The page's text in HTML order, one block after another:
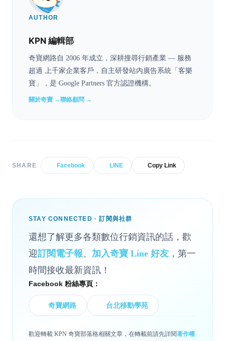
AUTHOR
KPN 編輯部
奇寶網路自 2006 年成立，深耕搜尋行銷產業 — 服務
超過 上千家企業客戶，自主研發站內廣告系統「客樂
寶」，是 Google Partners 官方認證機構。
關於奇寶 →聯絡顧問 →
SHARE Facebook LINE Copy Link
STAY CONNECTED · 訂閱與社群
還想了解更多各類數位行銷資訊的話，歡
迎訂閱電子報、 加入奇寶 Line 好友 ，第一
時間接收最新資訊！
Facebook 粉絲專頁：
奇寶網路 台北移動學苑
歡迎轉載 KPN 奇寶部落格相關文章，在轉載前請先詳閱著作權